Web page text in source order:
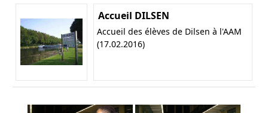
Accueil DILSEN
Accueil des élèves de Dilsen à l'AAM
(17.02.2016)